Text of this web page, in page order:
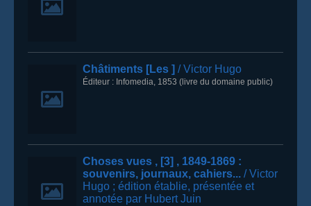
Châtiments [Les ] / Victor Hugo
Éditeur : Infomedia, 1853 (livre du domaine public)
Choses vues , [3] , 1849-1869 :
souvenirs, journaux, cahiers... / Victor
Hugo ; édition établie, présentée et
annotée par Hubert Juin